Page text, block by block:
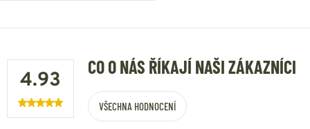
4.93
CO O NÁS ŘÍKAJÍ NAŠI ZÁKAZNÍCI
VŠECHNA HODNOCENÍ